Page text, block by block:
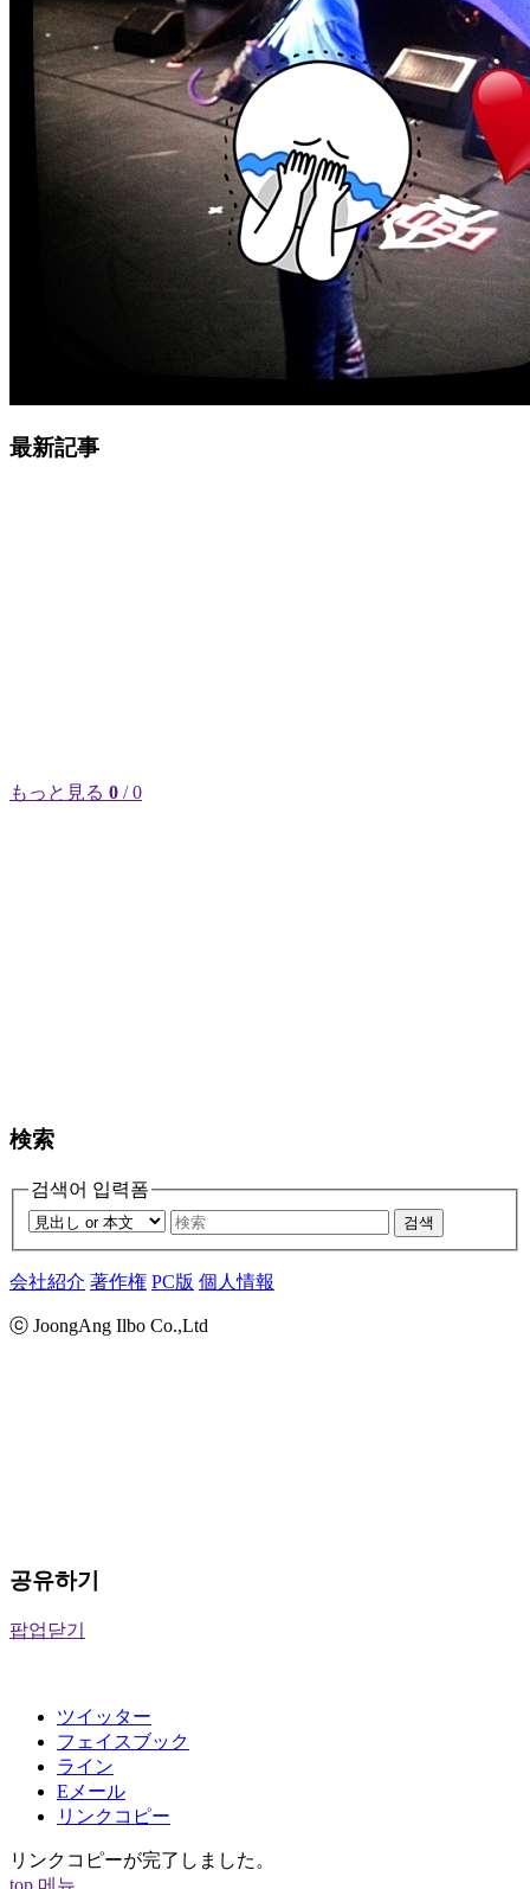
最新記事
もっと見る 0 / 0
検索
검색어 입력폼
검색
会社紹介 著作権 PC版 個人情報
ⓒ JoongAng Ilbo Co.,Ltd
공유하기
팝업닫기
ツイッター
フェイスブック
ライン
Eメール
リンクコピー
リンクコピーが完了しました。
top 메뉴